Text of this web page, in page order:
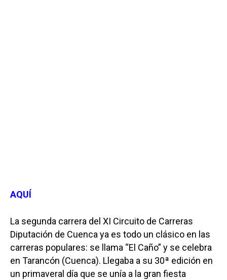
AQUÍ
La segunda carrera del XI Circuito de Carreras
Diputación de Cuenca ya es todo un clásico en las
carreras populares: se llama “El Caño” y se celebra
en Tarancón (Cuenca). Llegaba a su 30ª edición en
un primaveral día que se unía a la gran fiesta